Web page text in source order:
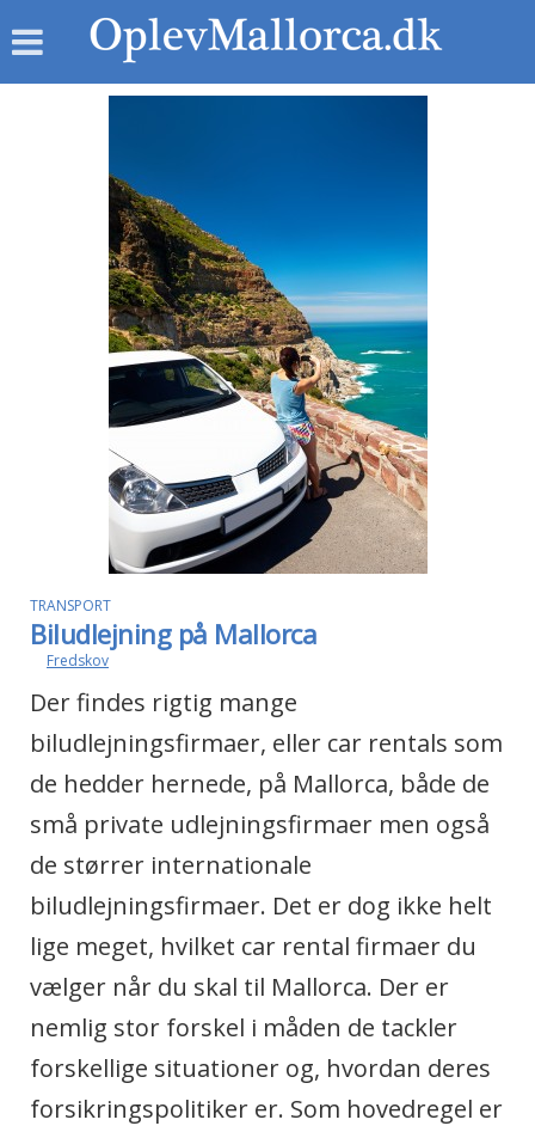
TRANSPORT
Biludlejning på Mallorca
Fredskov
Der findes rigtig mange
biludlejningsfirmaer, eller car rentals som
de hedder hernede, på Mallorca, både de
små private udlejningsfirmaer men også
de størrer internationale
biludlejningsfirmaer. Det er dog ikke helt
lige meget, hvilket car rental firmaer du
vælger når du skal til Mallorca. Der er
nemlig stor forskel i måden de tackler
forskellige situationer og, hvordan deres
forsikringspolitiker er. Som hovedregel er